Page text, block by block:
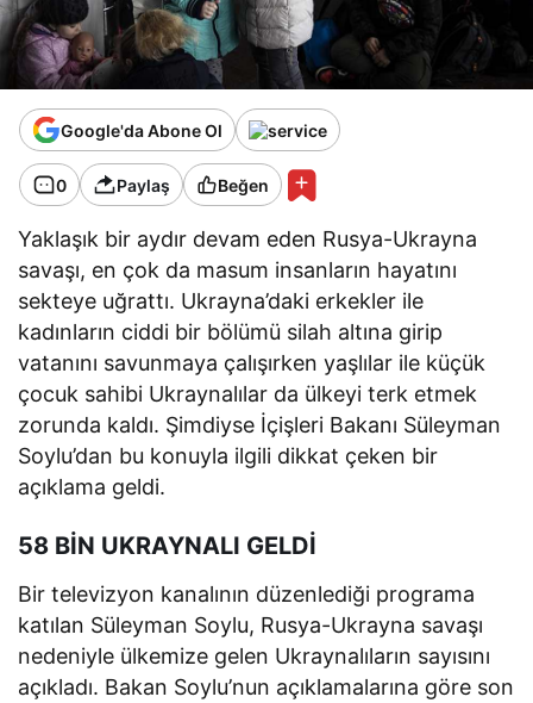
Google'da Abone Ol
0 Paylaş Beğen
Yaklaşık bir aydır devam eden Rusya-Ukrayna
savaşı, en çok da masum insanların hayatını
sekteye uğrattı. Ukrayna’daki erkekler ile
kadınların ciddi bir bölümü silah altına girip
vatanını savunmaya çalışırken yaşlılar ile küçük
çocuk sahibi Ukraynalılar da ülkeyi terk etmek
zorunda kaldı. Şimdiyse İçişleri Bakanı Süleyman
Soylu’dan bu konuyla ilgili dikkat çeken bir
açıklama geldi.
58 BİN UKRAYNALI GELDİ
Bir televizyon kanalının düzenlediği programa
katılan Süleyman Soylu, Rusya-Ukrayna savaşı
nedeniyle ülkemize gelen Ukraynalıların sayısını
açıkladı. Bakan Soylu’nun açıklamalarına göre son